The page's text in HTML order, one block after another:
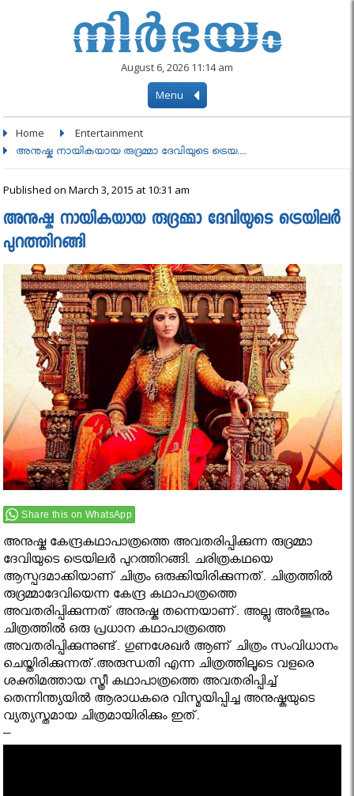
August 6, 2026 11:14 am
Menu
Home Entertainment
അനുഷ്ക നായികയായ രുദ്രമ്മാ ദേവിയുടെ ട്രെയ....
Published on March 3, 2015 at 10:31 am
അനുഷ്ക നായികയായ രുദ്രമ്മാ ദേവിയുടെ ട്രെയിലർ
പുറത്തിറങ്ങി
Share this on WhatsApp
അനുഷ്ക കേന്ദ്രകഥാപാത്രത്തെ അവതരിപ്പിക്കുന്ന രുദ്രമ്മാ
ദേവിയുടെ ട്രെയിലർ പുറത്തിറങ്ങി. ചരിത്രകഥയെ
ആസ്പദമാക്കിയാണ് ചിത്രം ഒരുക്കിയിരിക്കുന്നത്. ചിത്രത്തിൽ
രുദ്രമ്മാദേവിയെന്ന കേന്ദ്ര കഥാപാത്രത്തെ
അവതരിപ്പിക്കുന്നത് അനുഷ്ക തന്നെയാണ്. അല്ലു അര്‍ജുനും
ചിത്രത്തിൽ ഒരു പ്രധാന കഥാപാത്രത്തെ
അവതരിപ്പിക്കുന്നുണ്ട്. ഗുണശേഖര്‍ ആണ് ചിത്രം സംവിധാനം
ചെയ്തിരിക്കുന്നത്.അരുന്ധതി എന്ന ചിത്രത്തിലൂടെ വളരെ
ശക്തിമത്തായ സ്ത്രീ കഥാപാത്രത്തെ അവതരിപ്പിച്ച്
തെന്നിന്ത്യയില്‍ ആരാധകരെ വിസ്മയിപ്പിച്ച അനുഷ്കയുടെ
വ്യത്യസ്തമായ ചിത്രമായിരിക്കും ഇത്.
–